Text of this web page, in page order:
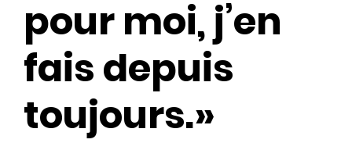
pour moi, j’en
fais depuis
toujours.»